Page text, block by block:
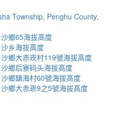
Township, Penghu County,
鄉65海拔高度
乡海拔高度
鄉大赤崁村119號海拔高度
鄉后寮码头海拔高度
鄉鎮海村60號海拔高度
鄉大赤崁9之5號海拔高度